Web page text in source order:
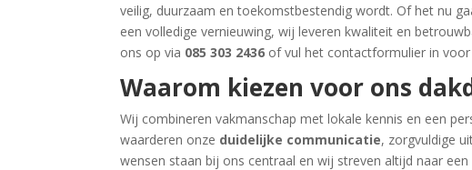
veilig, duurzaam en toekomstbestendig wordt. Of het nu
een volledige vernieuwing, wij leveren kwaliteit en
ons op via 085 303 2436 of vul het contactformulier in
Waarom kiezen voor ons
Wij combineren vakmanschap met lokale kennis en een
waarderen onze duidelijke communicatie, zorgvuldige
wensen staan bij ons centraal en wij streven altijd naar